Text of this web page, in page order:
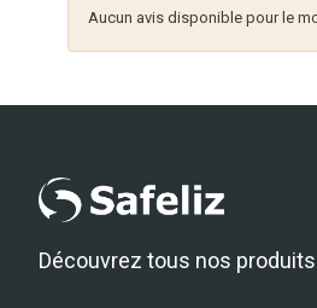
Aucun avis disponible pour le
Découvrez tous nos